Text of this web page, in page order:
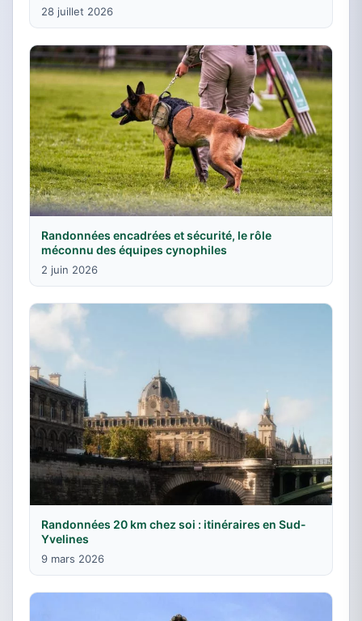
28 juillet 2026
Randonnées encadrées et sécurité, le rôle
méconnu des équipes cynophiles
2 juin 2026
Randonnées 20 km chez soi : itinéraires en Sud-
Yvelines
9 mars 2026